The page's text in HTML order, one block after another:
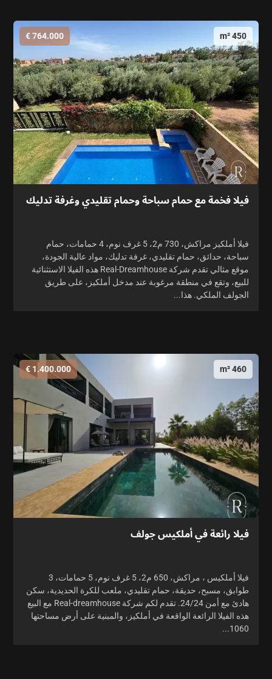
450 m²
764.000 €
فيلا فخمة مع حمام سباحة وحمام تقليدي وغرفة تدليك
فيلا أملكيز مراكش، 730 م2، 5 غرف نوم، 4 حمامات، حمام
سباحة، حدائق، حمام تقليدي، غرفة تدليك، مواد عالية الجودة،
موقع مثالي تقدم شركة Real-Dreamhouse هذه الفيلا الاستثنائية
للبيع، وتقع في منطقة مرغوبة عند مدخل أملكيز، على طريق
الجولف الملكي. هذا...
460 m²
1.400.000 €
فيلا رائعة في أملكيس جولف
فيلا أملكيس ، مراكش، 650 م2، 5 غرف نوم، 5 حمامات، 3
طوابق، مسبح، حديقة، حمام تقليدي، ملعب للكرة الحديدية، سكن
هادئ مع أمن 24/24. تقدم لكم شركة Real-dreamhouse مع البيع
هذه الفيلا الرائعة الواقعة في أملكيز، والمبنية على أرض مساحتها
1060...